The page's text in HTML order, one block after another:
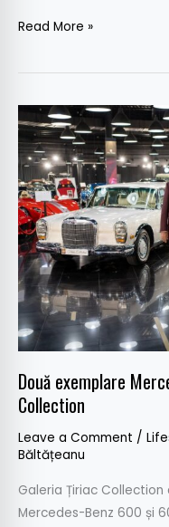
Read More »
Două exemplare
Collection
Leave a Comment /
Băltățeanu
Galeria Țiriac
Mercedes-Benz 600 și
Două
exemplare
Mercedes-
Benz
600
în
Galeria
Țiriac
Collection